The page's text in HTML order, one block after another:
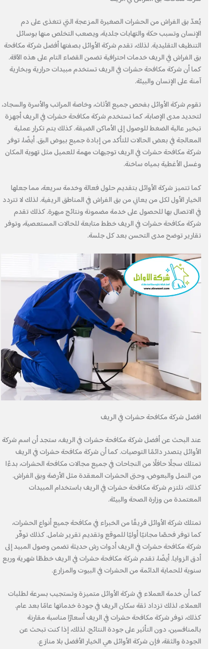
يُعدّ بق الفراش من الحشرات الصغيرة المزعجة التي تتغذى على دم
الإنسان وتسبب حكة والتهابات جلدية، ويصعب التخلص منها بوسائل
التنظيف التقليدية. لذلك، تقدم شركة الأوائل بصفتها أفضل شركة مكافحة
بق الفراش في الريف خدمات احترافية تضمن القضاء التام على هذه الآفة.
كما أن شركة مكافحة حشرات في الريف تستخدم مبيدات حرارية وبخارية
آمنة على الإنسان والبيئة.
تقوم شركة الأوائل بفحص جميع الأثاث، وخاصة المراتب والأسرة والسجاد،
لتحديد مدى الإصابة، كما تستخدم شركة مكافحة حشرات في الريف أجهزة
تبخير عالية الضغط للوصول إلى الأماكن الضيقة. كذلك يتم تكرار عملية
المعالجة في بعض الحالات للتأكد من إبادة جميع بيوض البق. أيضًا، توفر
شركة مكافحة حشرات في الريف توجيهات مهمة للعميل مثل تهوية المكان
وغسل الأغطية بمياه ساخنة.
كما تتميز شركة الأوائل بتقديم حلول فعالة وخدمة سريعة، مما جعلها
الخيار الأول لكل من يعاني من بق الفراش في المناطق الريفية. لذلك لا تتردد
في الاتصال بها للحصول على خدمة مضمونة ونتائج مبهرة. كذلك تقدم
شركة مكافحة حشرات في الريف خطط متابعة للحالات المستعصية، وتوفر
تقارير توضح مدى التحسن بعد كل جلسة.
افضل شركة مكافحة حشرات في الريف
عند البحث عن أفضل شركة مكافحة حشرات في الريف، ستجد أن اسم شركة
الأوائل يتصدر دائمًا التوصيات. كما أن شركة مكافحة حشرات في الريف
تمتلك سجلًا حافلًا من النجاحات في جميع مجالات مكافحة الحشرات، بدءًا
من النمل والبعوض، وحتى الحشرات المعقدة مثل الأرضة وبق الفراش.
كذلك، تلتزم شركة مكافحة حشرات في الريف باستخدام المبيدات
المعتمدة من وزارة الصحة والبيئة.
تمتلك شركة الأوائل فريقًا من الخبراء في مكافحة جميع أنواع الحشرات،
كما توفر فحصًا مجانيًا أوليًا للموقع وتقديم تقرير شامل. كذلك توفّر
شركة مكافحة حشرات في الريف أدوات رش حديثة تضمن وصول المبيد إلى
أدق الزوايا. أيضًا، تقدم شركة مكافحة حشرات في الريف خططًا شهرية وربع
سنوية للحماية الدائمة من الحشرات في البيوت والمزارع.
كما أن خدمة العملاء في شركة الأوائل متميزة وتستجيب بسرعة لطلبات
العملاء، لذلك تزداد ثقة سكان الريف في جودة خدماتها عامًا بعد عام.
كذلك، توفر شركة مكافحة حشرات في الريف أسعارًا مناسبة مقارنة
بالمنافسين، دون التأثير على جودة النتائج. لذلك، إذا كنت تبحث عن
الجودة والثقة، فإن شركة الأوائل هي الخيار الأفضل بلا منازع.